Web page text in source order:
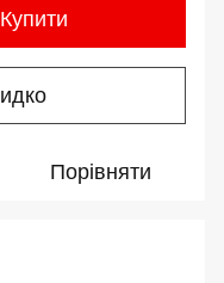
Купити
Порівняти